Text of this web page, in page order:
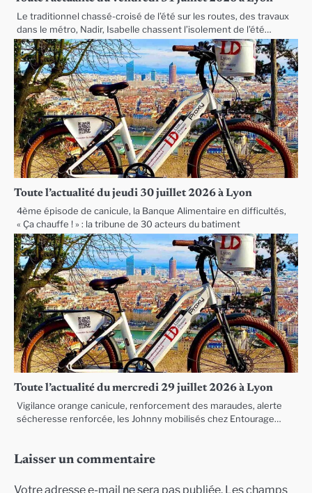
Le traditionnel chassé-croisé de l’été sur les routes, des travaux
dans le métro, Nadir, Isabelle chassent l’isolement de l’été…
Toute l’actualité du jeudi 30 juillet 2026 à Lyon
4ème épisode de canicule, la Banque Alimentaire en difficultés,
« Ça chauffe ! » : la tribune de 30 acteurs du batiment
Toute l’actualité du mercredi 29 juillet 2026 à Lyon
Vigilance orange canicule, renforcement des maraudes, alerte
sécheresse renforcée, les Johnny mobilisés chez Entourage…
Laisser un commentaire
Votre adresse e-mail ne sera pas publiée. Les champs